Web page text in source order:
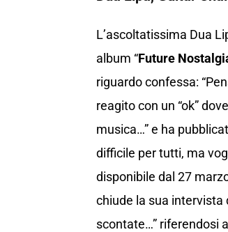
L’ascoltatissima Dua
album “Future
riguardo confessa:
reagito con un “ok”
musica…” e ha
difficile per tutti, ma
disponibile dal 27
chiude la sua intervista
scontate…” riferendosi